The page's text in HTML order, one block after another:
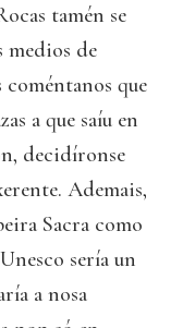
tamén se
medios de
que
a que saíu en
decidíronse
Ademais,
Sacra como
sería un
a nosa